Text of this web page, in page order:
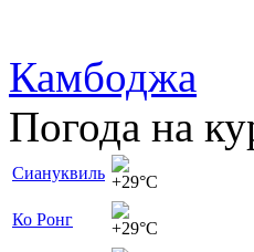
Камбоджа
Погода на
Сиануквиль +29°C
Ко Ронг
+29°C